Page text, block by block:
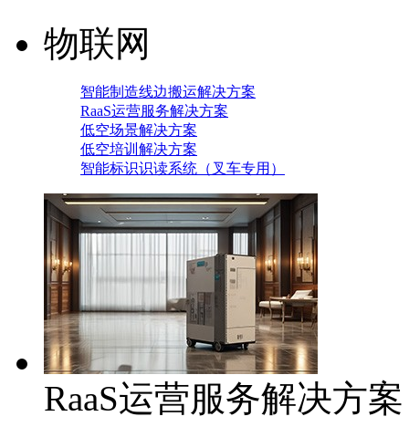
物联网
智能制造线边搬运解决方案
RaaS运营服务解决方案
低空场景解决方案
低空培训解决方案
智能标识识读系统（叉车专用）
RaaS运营服务解决方案